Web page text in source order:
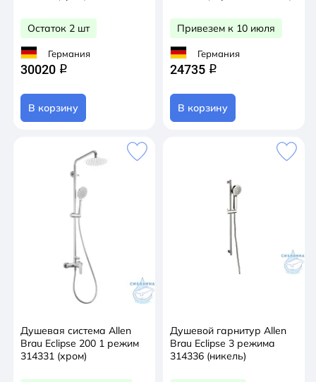
Остаток 2 шт
Германия
30020 q
В корзину
Привезем к 10 июля
Германия
24735 q
В корзину
Душевая система Allen
Brau Eclipse 200 1 режим
314331 (хром)
Душевой гарнитур Allen
Brau Eclipse 3 режима
314336 (никель)